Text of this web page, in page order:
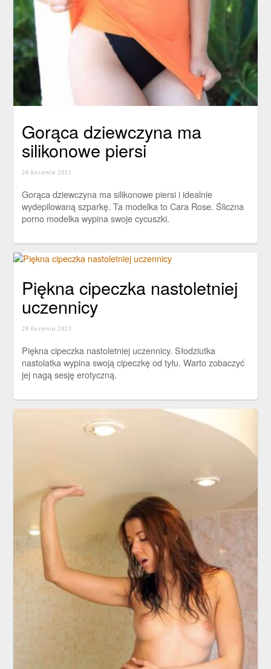
Gorąca dziewczyna ma
silikonowe piersi
26 kwietnia 2021
Gorąca dziewczyna ma silikonowe piersi i idealnie
wydepilowaną szparkę. Ta modelka to Cara Rose. Śliczna
porno modelka wypina swoje cycuszki.
Piękna cipeczka nastoletniej
uczennicy
26 kwietnia 2021
Piękna cipeczka nastoletniej uczennicy. Słodziutka
nastolatka wypina swoją cipeczkę od tyłu. Warto zobaczyć
jej nagą sesję erotyczną.